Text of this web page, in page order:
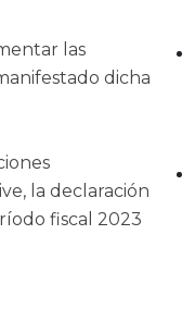
las
dicha
la declaración
fiscal 2023